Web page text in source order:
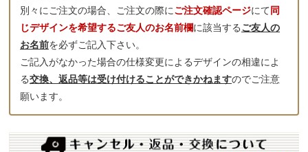
別々にご注文の場合、ご注文の際にご注文確認ページにて同
じデザインを希望するご友人のお名前欄に該当するご友人の
お名前を必ずご記入下さい。
ご記入がなかった場合の仕様変更によるデザインの相違によ
る交換、返品等は受け付けることができかねますのでご注意
願います。